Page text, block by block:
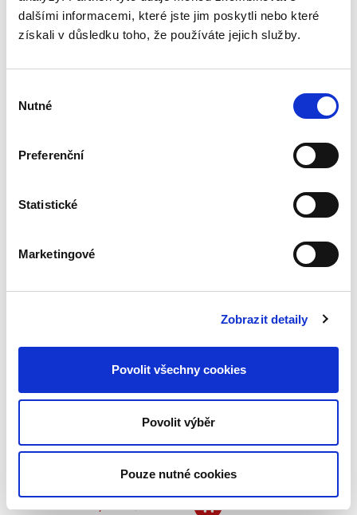
dalšími informacemi, které jste jim poskytli nebo které
získali v důsledku toho, že používáte jejich služby.
souhlasu
Nutné
Preferenční
Statistické
Marketingové
Zobrazit detaily
Povolit všechny cookies
Povolit výběr
Pouze nutné cookies
rozhodčích nálezů.
Zákon o
mezinárodním
(vybraná
Po více než deseti letech vychází nové vydání
změnám právní úpravy a přijetí nového zákonu
Zákon o státním
zastupitelství.
Lenka Bradáčová,a kol.
1 990,00 Kč